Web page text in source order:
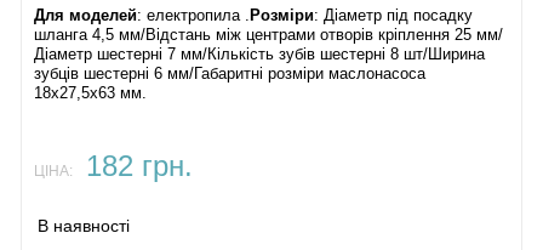
Для моделей: електропила . Розміри: Діаметр під посадку
шланга 4,5 мм/Відстань між центрами отворів кріплення 25 мм/
Діаметр шестерні 7 мм/Кількість зубів шестерні 8 шт/Ширина
зубців шестерні 6 мм/Габаритні розміри маслонасоса
18х27,5х63 мм.
ЦІНА: 182 грн.
В наявності